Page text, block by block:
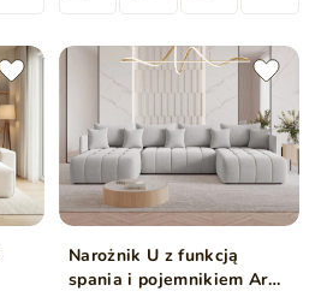
Narożnik U z funkcją
spania i pojemnikiem Ardi